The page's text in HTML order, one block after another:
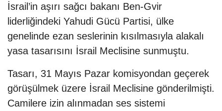
İsrail’in aşırı sağcı bakanı Ben-Gvir
liderliğindeki Yahudi Gücü Partisi, ülke
genelinde ezan seslerinin kısılmasıyla alakalı
yasa tasarısını İsrail Meclisine sunmuştu.
Tasarı, 31 Mayıs Pazar komisyondan geçerek
görüşülmek üzere İsrail Meclisine gönderilmişti.
Camilere izin alınmadan ses sistemi